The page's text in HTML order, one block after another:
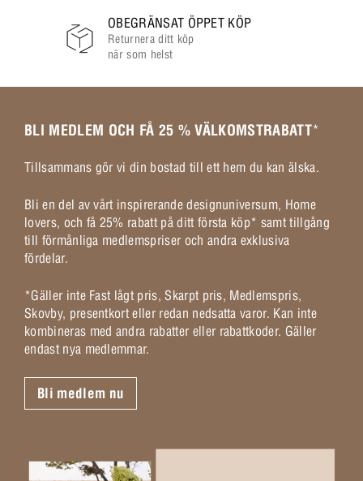
OBEGRÄNSAT ÖPPET KÖP
Returnera ditt köp
när som helst
BLI MEDLEM OCH FÅ 25 % VÄLKOMSTRABATT*
Tillsammans gör vi din bostad till ett hem du kan älska.
Bli en del av vårt inspirerande designuniversum, Home
lovers, och få 25% rabatt på ditt första köp* samt tillgång
till förmånliga medlemspriser och andra exklusiva
fördelar.
*Gäller inte Fast lågt pris, Skarpt pris, Medlemspris,
Skovby, presentkort eller redan nedsatta varor. Kan inte
kombineras med andra rabatter eller rabattkoder. Gäller
endast nya medlemmar.
Bli medlem nu